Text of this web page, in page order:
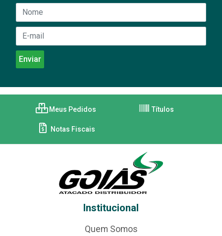
Meus Pedidos Títulos
Notas Fiscais
Institucional
Quem Somos